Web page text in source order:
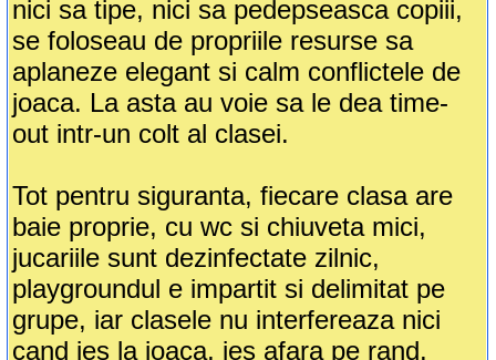
nici sa tipe, nici sa pedepseasca copiii,
se foloseau de propriile resurse sa
aplaneze elegant si calm conflictele de
joaca. La asta au voie sa le dea time-
out intr-un colt al clasei.
Tot pentru siguranta, fiecare clasa are
baie proprie, cu wc si chiuveta mici,
jucariile sunt dezinfectate zilnic,
playgroundul e impartit si delimitat pe
grupe, iar clasele nu interfereaza nici
cand ies la joaca, ies afara pe rand.